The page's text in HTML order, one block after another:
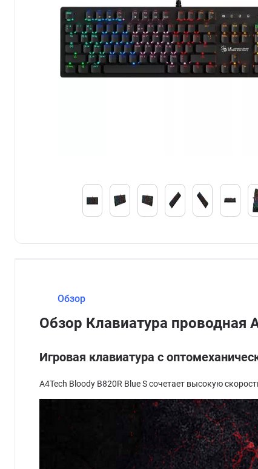
Обзор
Обзор Клавиатура проводная
Игровая клавиатура с
A4Tech Bloody B820R Blue S сочетает высокую